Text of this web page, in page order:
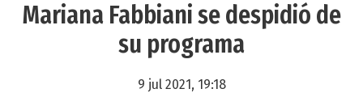
Mariana Fabbiani se despidió de
su programa
9 jul 2021, 19:18